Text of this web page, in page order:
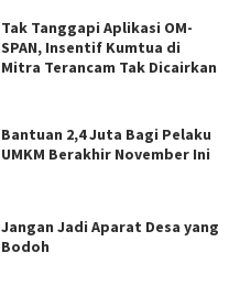
Tak Tanggapi Aplikasi OM-
SPAN, Insentif Kumtua di
Mitra Terancam Tak Dicairkan
Bantuan 2,4 Juta Bagi Pelaku
UMKM Berakhir November Ini
Jangan Jadi Aparat Desa yang
Bodoh